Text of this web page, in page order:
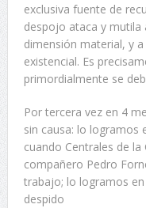
exclusiva fuente de
despojo ataca y mutila
dimensión material, y
existencial. Es
primordialmente se
Por tercera vez en 4
sin causa: lo logramos
cuando Centrales de
compañero Pedro
trabajo; lo logramos
despido